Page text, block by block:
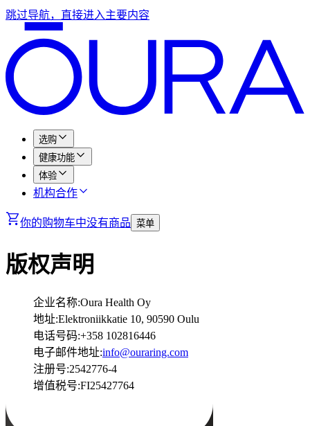
跳过导航，直接进入主要内容
选购
健康功能
体验
机构合作
你的购物车中没有商品 菜单
版权声明
企业名称:Oura Health Oy
地址:Elektroniikkatie 10, 90590 Oulu
电话号码:+358 102816446
电子邮件地址:info@ouraring.com
注册号:2542776-4
增值税号:FI25427764